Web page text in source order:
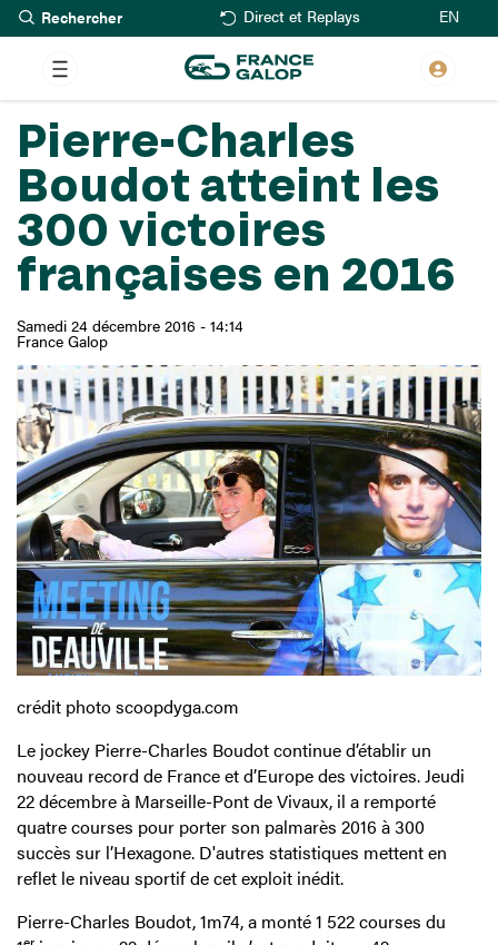
Aller
au
contenu
principal
Rechercher Direct et Replays EN
Pierre-Charles
Boudot atteint les
300 victoires
françaises en 2016
Samedi 24 décembre 2016 - 14:14
France Galop
crédit photo scoopdyga.com
Le jockey Pierre-Charles Boudot continue d’établir un
nouveau record de France et d’Europe des victoires. Jeudi
22 décembre à Marseille-Pont de Vivaux, il a remporté
quatre courses pour porter son palmarès 2016 à 300
succès sur l’Hexagone. D'autres statistiques mettent en
reflet le niveau sportif de cet exploit inédit.
Pierre-Charles Boudot, 1m74, a monté 1 522 courses du